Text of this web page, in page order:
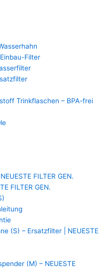
Filter
Trinkflaschen – BPA-frei
FILTER GEN.
FILTER GEN.
(S) – Ersatzfilter | NEUESTE
(M) – NEUESTE